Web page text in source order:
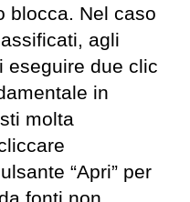
blocca. Nel caso
agli
eseguire due clic
in
molta
“Apri” per